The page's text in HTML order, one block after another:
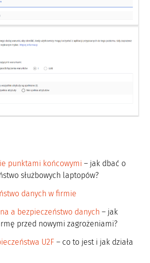
punktami końcowymi – jak dbać o
służbowych laptopów?
danych w firmie
a bezpieczeństwo danych – jak
przed nowymi zagrożeniami?
U2F – co to jest i jak działa